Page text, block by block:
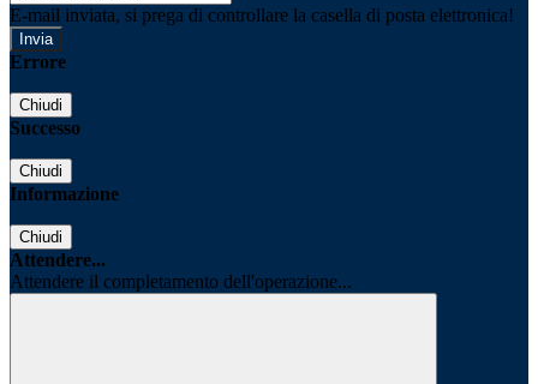
E-mail inviata, si prega di controllare la casella di posta elettronica!
Errore
Chiudi
Successo
Chiudi
Informazione
Chiudi
Attendere...
Attendere il completamento dell'operazione...